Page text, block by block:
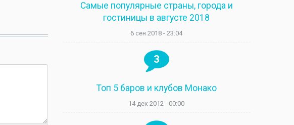
Самые популярные страны, города и
гостиницы в августе 2018
6 сен 2018 - 23:04
3
Топ 5 баров и клубов Монако
14 дек 2012 - 00:00